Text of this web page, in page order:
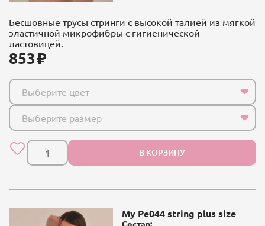
Бесшовные трусы стринги с высокой талией из мягкой
эластичной микрофибры с гигиенической
ластовицей.
853
Выберите цвет
Выберите размер
В КОРЗИНУ
My Pe044 string plus size
Состав: